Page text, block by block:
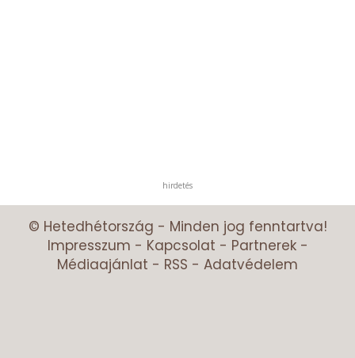
hirdetés
© Hetedhétország - Minden jog fenntartva!
Impresszum - Kapcsolat - Partnerek-
Médiaajánlat - RSS - Adatvédelem